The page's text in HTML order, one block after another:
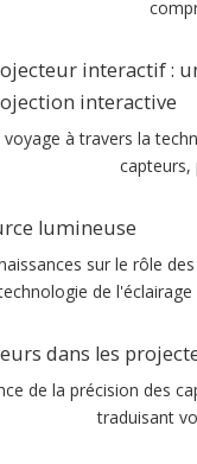
interactif :
interactive
à travers la
capteurs,
lumineuse
sur le rôle
de
dans les
de la précision des
traduisant